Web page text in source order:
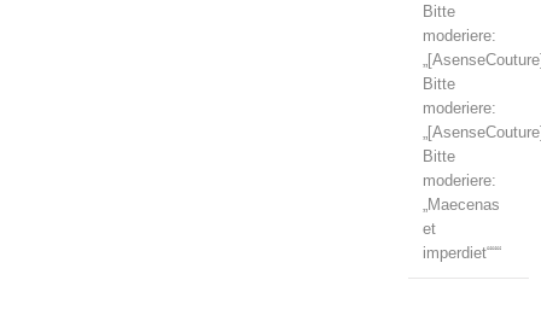
Bitte
moderiere:
Bitte
moderiere:
Bitte
moderiere:
„Maecenas
et
imperdiet“““